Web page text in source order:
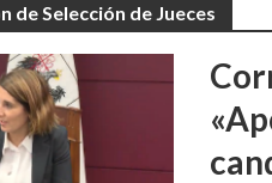
de Selección de Jueces